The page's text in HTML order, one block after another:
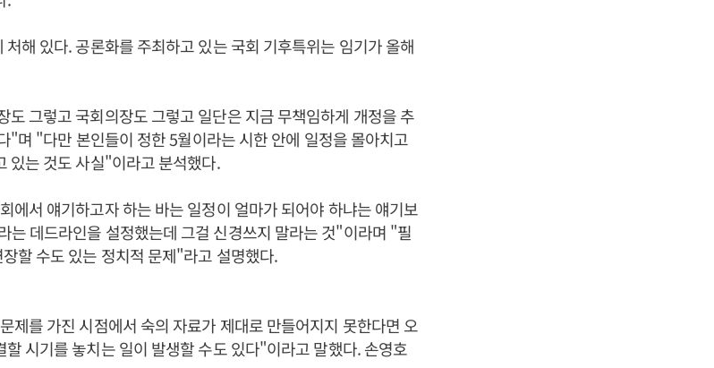
해 있다. 공론화를 주최하고 있는 국회 기후특위는 임기가 올해
도 그렇고 국회의장도 그렇고 일단은 지금 무책임하게 개정을 추
"며 "다만 본인들이 정한 5월이라는 시한 안에 일정을 몰아치고
있는 것도 사실"이라고 분석했다.
에서 얘기하고자 하는 바는 일정이 얼마가 되어야 하냐는 얘기보
는 데드라인을 설정했는데 그걸 신경쓰지 말라는 것"이라며 "필
할 수도 있는 정치적 문제"라고 설명했다.
제를 가진 시점에서 숙의 자료가 제대로 만들어지지 못한다면 오
시기를 놓치는 일이 발생할 수도 있다"이라고 말했다. 손영호